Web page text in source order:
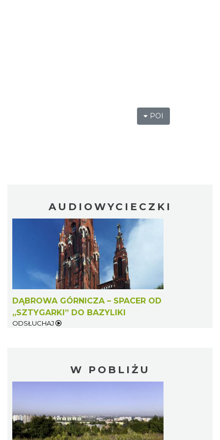
POI
AUDIOWYCIECZKI
DĄBROWA GÓRNICZA – SPACER OD
„SZTYGARKI” DO BAZYLIKI
ODSŁUCHAJ
W POBLIŻU